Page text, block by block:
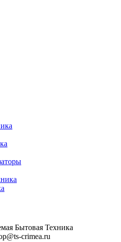
Бытовая Техника
crimea.ru